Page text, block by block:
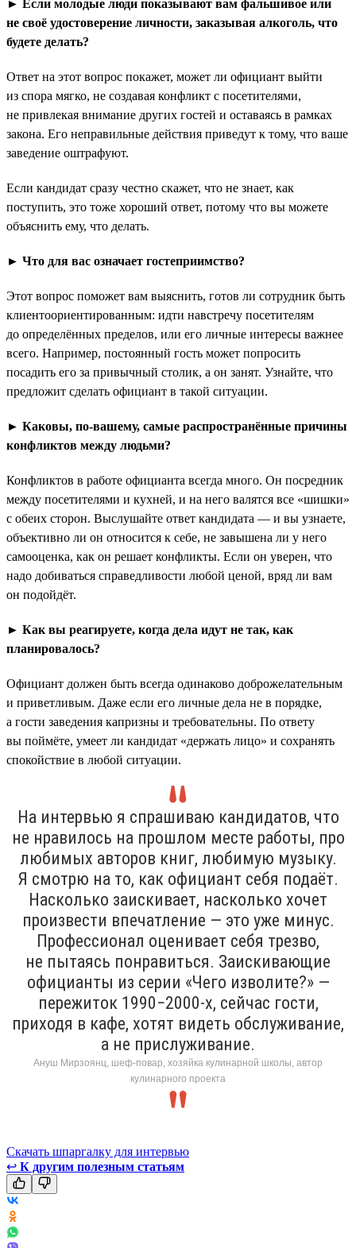
► Если молодые люди показывают вам фальшивое или
не своё удостоверение личности, заказывая алкоголь, что
будете делать?
Ответ на этот вопрос покажет, может ли официант выйти
из спора мягко, не создавая конфликт с посетителями,
не привлекая внимание других гостей и оставаясь в рамках
закона. Его неправильные действия приведут к тому, что ваше
заведение оштрафуют.
Если кандидат сразу честно скажет, что не знает, как
поступить, это тоже хороший ответ, потому что вы можете
объяснить ему, что делать.
► Что для вас означает гостеприимство?
Этот вопрос поможет вам выяснить, готов ли сотрудник быть
клиентоориентированным: идти навстречу посетителям
до определённых пределов, или его личные интересы важнее
всего. Например, постоянный гость может попросить
посадить его за привычный столик, а он занят. Узнайте, что
предложит сделать официант в такой ситуации.
► Каковы, по-вашему, самые распространённые причины
конфликтов между людьми?
Конфликтов в работе официанта всегда много. Он посредник
между посетителями и кухней, и на него валятся все «шишки»
с обеих сторон. Выслушайте ответ кандидата — и вы узнаете,
объективно ли он относится к себе, не завышена ли у него
самооценка, как он решает конфликты. Если он уверен, что
надо добиваться справедливости любой ценой, вряд ли вам
он подойдёт.
► Как вы реагируете, когда дела идут не так, как
планировалось?
Официант должен быть всегда одинаково доброжелательным
и приветливым. Даже если его личные дела не в порядке,
а гости заведения капризны и требовательны. По ответу
вы поймёте, умеет ли кандидат «держать лицо» и сохранять
спокойствие в любой ситуации.
На интервью я спрашиваю кандидатов, что
не нравилось на прошлом месте работы, про
любимых авторов книг, любимую музыку.
Я смотрю на то, как официант себя подаёт.
Насколько заискивает, насколько хочет
произвести впечатление — это уже минус.
Профессионал оценивает себя трезво,
не пытаясь понравиться. Заискивающие
официанты из серии «Чего изволите?» —
пережиток 1990−2000-х, сейчас гости,
приходя в кафе, хотят видеть обслуживание,
а не прислуживание.
Ануш Мирзоянц, шеф-повар, хозяйка кулинарной школы, автор
кулинарного проекта
Скачать шпаргалку для интервью
↩ К другим полезным статьям